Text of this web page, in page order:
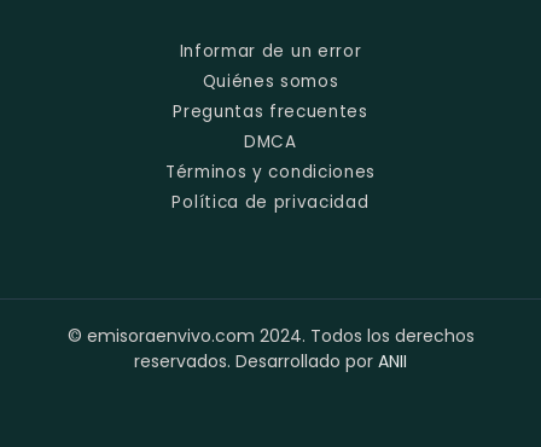
Informar de un error
Quiénes somos
Preguntas frecuentes
DMCA
Términos y condiciones
Política de privacidad
© emisoraenvivo.com 2024. Todos los derechos
reservados. Desarrollado por ANII